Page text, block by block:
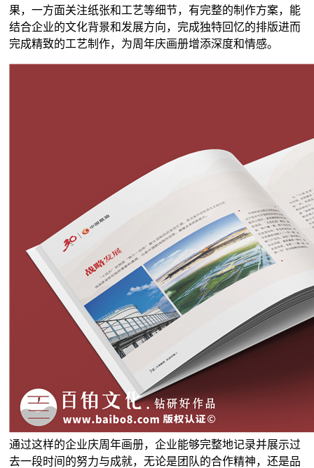
果，一方面关注纸张和工艺等细节，有完整的制作方案，能
结合企业的文化背景和发展方向，完成独特回忆的排版进而
完成精致的工艺制作，为周年庆画册增添深度和情感。
通过这样的企业庆周年画册，企业能够完整地记录并展示过
去一段时间的努力与成就，无论是团队的合作精神，还是品